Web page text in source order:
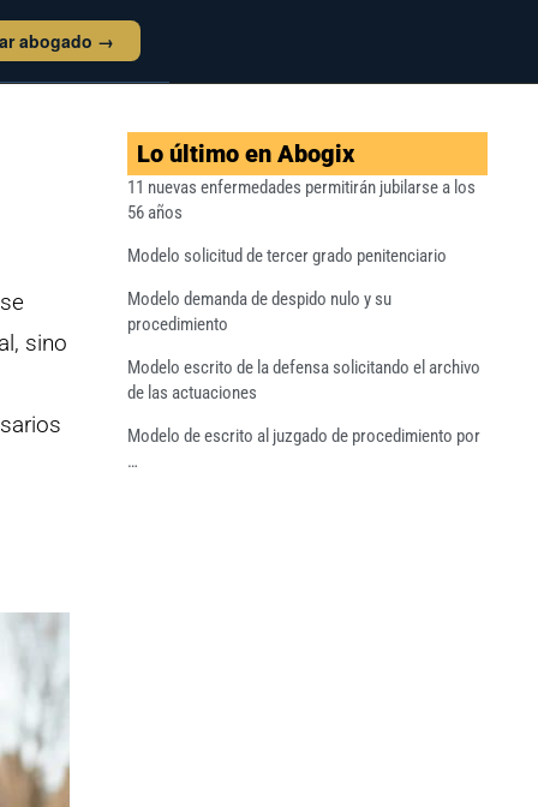
abogado →
sino
Lo último en Abogix
11 nuevas enfermedades permitirán jubilarse a los
56 años
Modelo solicitud de tercer grado penitenciario
Modelo demanda de despido nulo y su
procedimiento
Modelo escrito de la defensa solicitando el archivo
de las actuaciones
Modelo de escrito al juzgado de procedimiento por
…